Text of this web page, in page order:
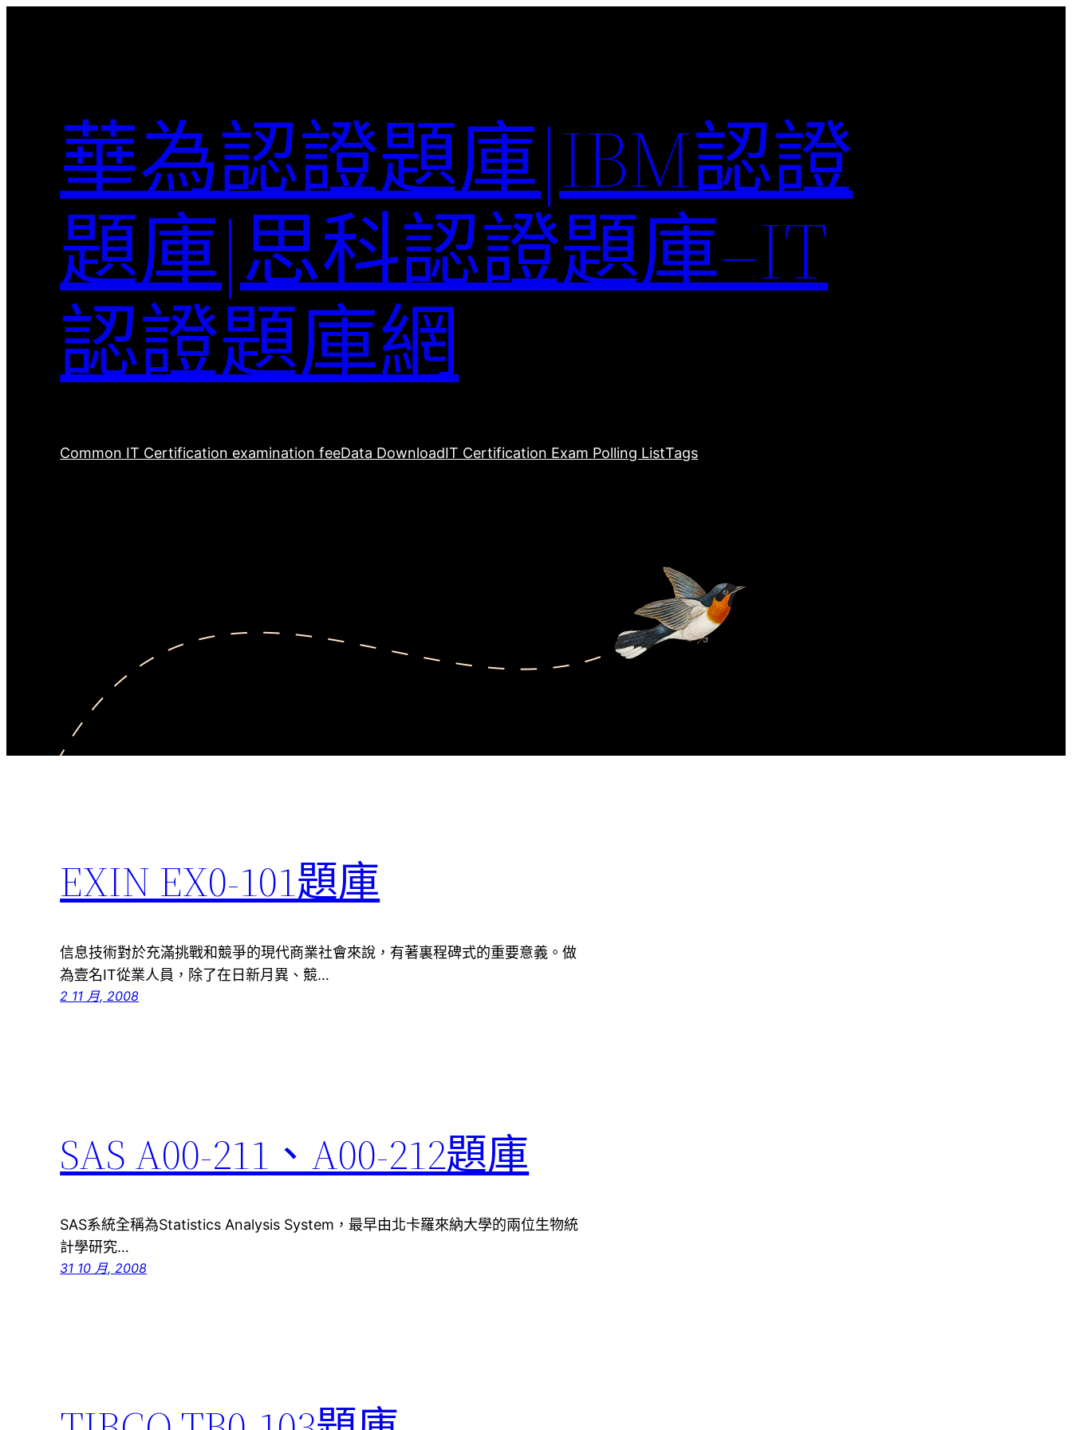
華為認證題庫|IBM認證
題庫|思科認證題庫–IT
認證題庫網
Common IT Certification examination feeData DownloadIT Certification Exam Polling ListTags
EXIN EX0-101題庫
信息技術對於充滿挑戰和競爭的現代商業社會來說，有著裏程碑式的重要意義。做
為壹名IT從業人員，除了在日新月異、競…
2 11 月, 2008
SAS A00-211、A00-212題庫
SAS系統全稱為Statistics Analysis System，最早由北卡羅來納大學的兩位生物統
計學研究…
31 10 月, 2008